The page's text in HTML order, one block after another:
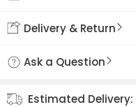
Delivery & Return
Ask a Question
Estimated Delivery: